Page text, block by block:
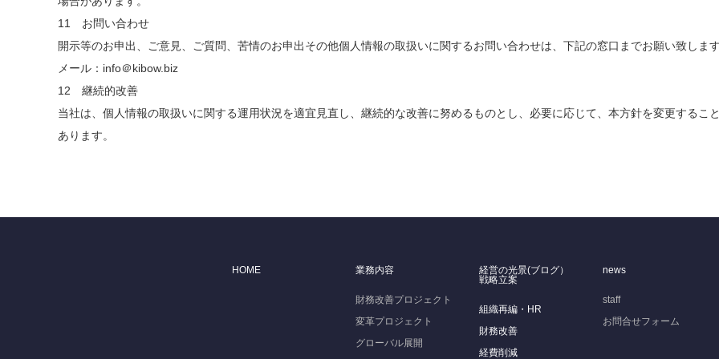
11 お問い合わせ
開示等のお申出、ご意見、ご質問、苦情のお申出その他個人情報の取扱いに関するお問い合わせは、下記の窓口までお願い致します
メール：info＠kibow.biz
12 継続的改善
当社は、個人情報の取扱いに関する運用状況を適宜見直し、継続的な改善に努めるものとし、必要に応じて、本方針を変更するこ
あります。
HOME 業務内容
財務改善プロジェクト
変革プロジェクト
グローバル展開
経営の光景(ブログ）
戦略立案
組織再編・HR
財務改善
経費削減
news
staff
お問合せフォーム